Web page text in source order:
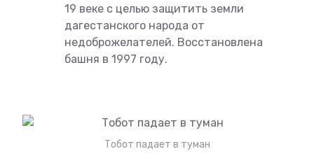
19 веке с целью защитить земли
дагестанского народа от
недоброжелателей. Восстановлена
башня в 1997 году.
Тобот падает в туман